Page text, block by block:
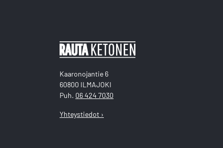
Kaaronojantie 6
60800 ILMAJOKI
Puh. 06 424 7030
Yhteystiedot ›